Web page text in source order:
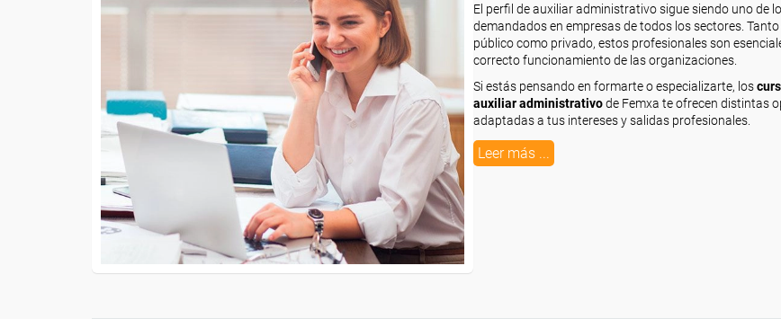
El perfil de auxiliar administrativo sigue siendo uno de
demandados en empresas de todos los sectores.
público como privado, estos profesionales son
correcto funcionamiento de las organizaciones.
Si estás pensando en formarte o especializarte, los
auxiliar administrativode Femxa te ofrecen distintas
adaptadas a tus intereses y salidas profesionales.
Leer más ...